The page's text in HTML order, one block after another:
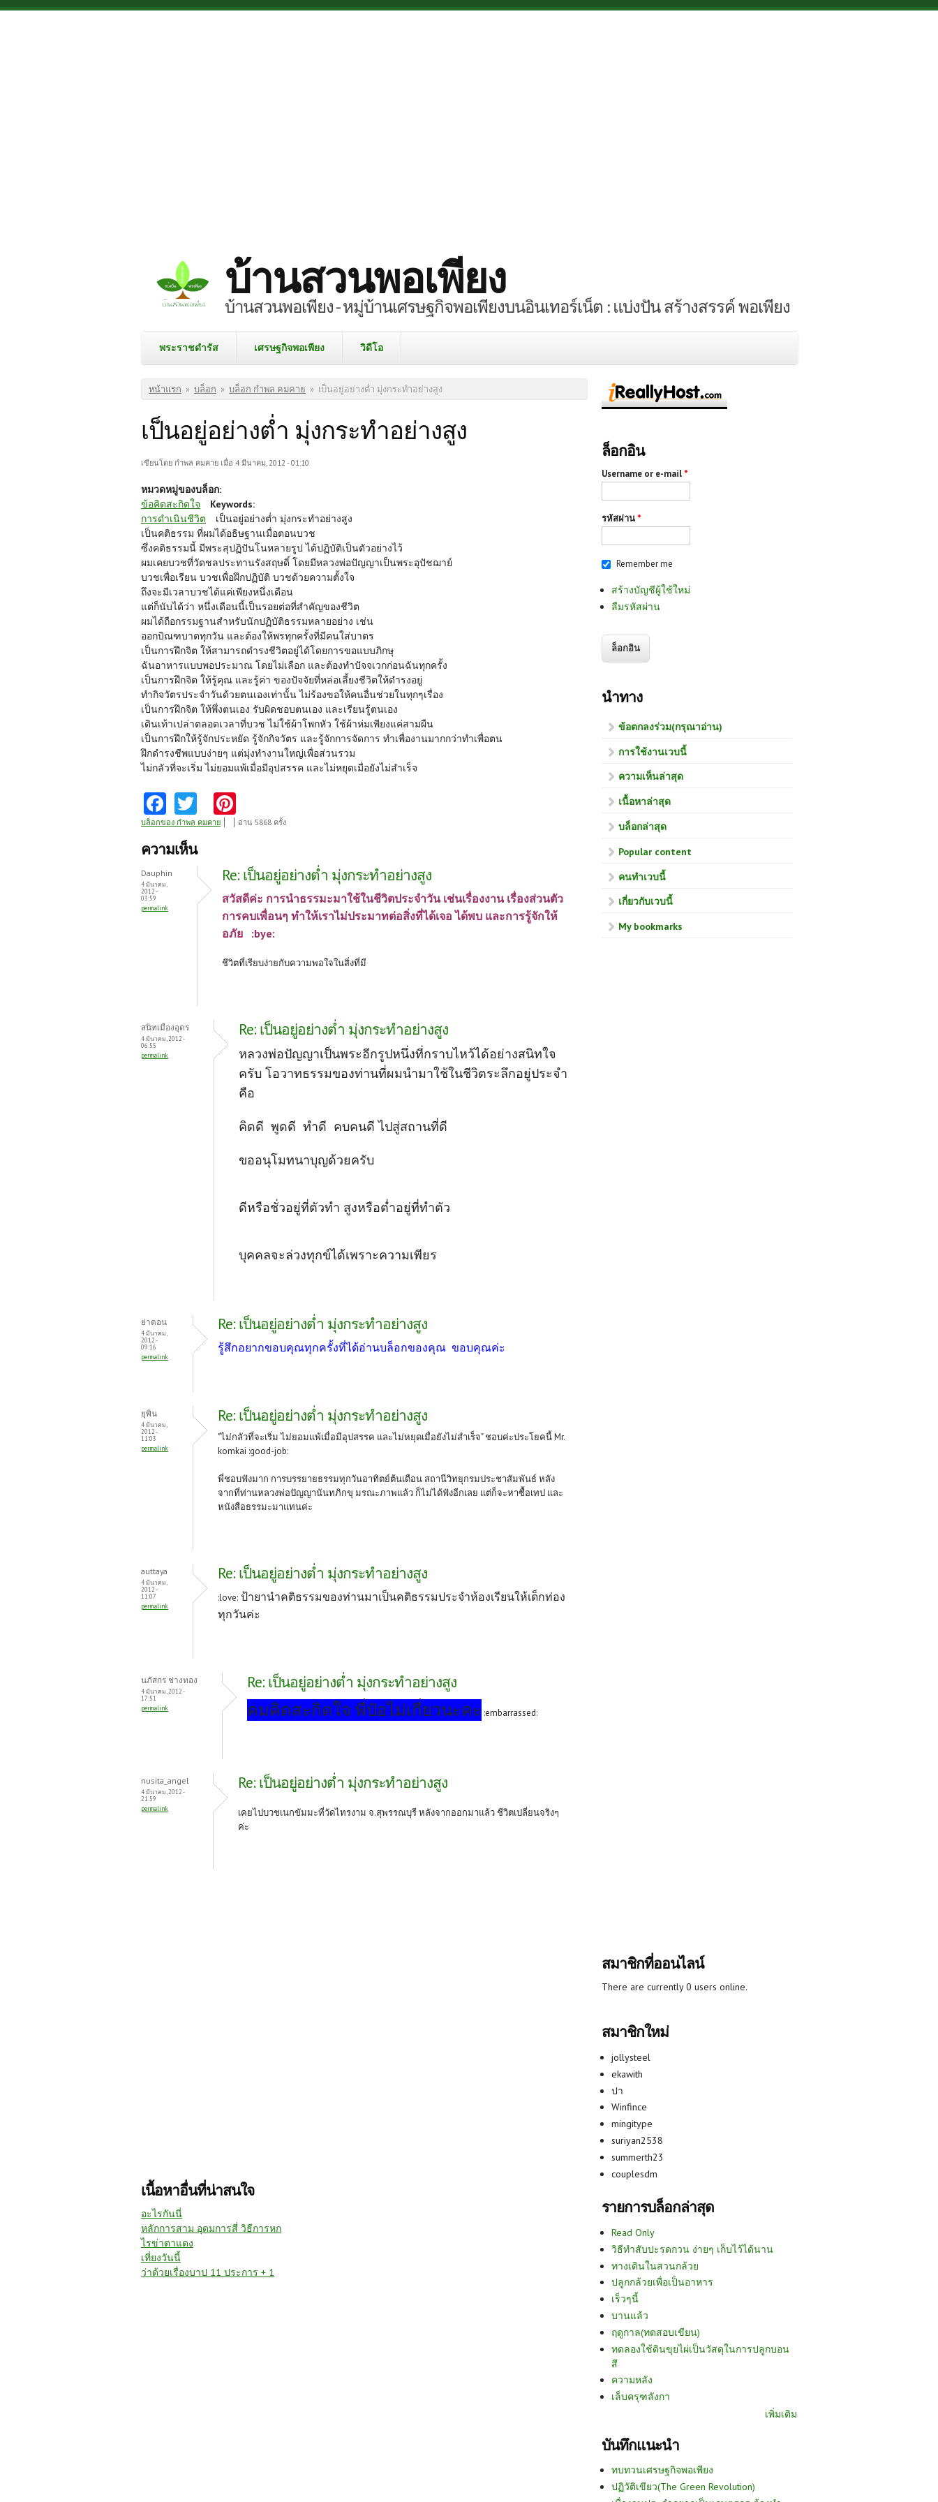
Skip to main content
บ้านสวนพอเพียง
บ้านสวนพอเพียง - หมู่บ้านเศรษฐกิจพอเพียงบนอินเทอร์เน็ต : แบ่งปัน สร้างสรรค์ พอเพียง
พระราชดำรัส เศรษฐกิจพอเพียง วิดีโอ
คุณอยู่ที่นี่
หน้าแรก » บล็อก » บล็อก กำพล คมคาย » เป็นอยู่อย่างต่ำ มุ่งกระทำอย่างสูง
เป็นอยู่อย่างต่ำ มุ่งกระทำอย่างสูง
เขียนโดย กำพล คมคาย เมื่อ 4 มีนาคม, 2012 - 01:10
หมวดหมู่ของบล็อก:
ข้อคิดสะกิดใจ
Keywords:
การดำเนินชีวิต
เป็นอยู่อย่างต่ำ มุ่งกระทำอย่างสูง
เป็นคติธรรม ที่ผมได้อธิษฐานเมื่อตอนบวช
ซึ่งคติธรรมนี้ มีพระสุปฏิปันโนหลายรูป ได้ปฏิบัติเป็นตัวอย่างไว้
ผมเคยบวชที่วัดชลประทานรังสฤษดิ์ โดยมีหลวงพ่อปัญญาเป็นพระอุปัชฌาย์
บวชเพื่อเรียน บวชเพื่อฝึกปฏิบัติ บวชด้วยความตั้งใจ
ถึงจะมีเวลาบวชได้แค่เพียงหนึ่งเดือน
แต่ก็นับได้ว่า หนึ่งเดือนนี้เป็นรอยต่อที่สำคัญของชีวิต
ผมได้ถือกรรมฐานสำหรับนักปฏิบัติธรรมหลายอย่าง เช่น
ออกบิณฑบาตทุกวัน และต้องให้พรทุกครั้งที่มีคนใส่บาตร
เป็นการฝึกจิต ให้สามารถดำรงชีวิตอยู่ได้โดยการขอแบบภิกษุ
ฉันอาหารแบบพอประมาณ โดยไม่เลือก และต้องทำปัจจเวกก่อนฉันทุกครั้ง
เป็นการฝึกจิต ให้รู้คุณ และรู้ค่า ของปัจจัยที่หล่อเลี้ยงชีวิตให้ดำรงอยู่
ทำกิจวัตรประจำวันด้วยตนเองเท่านั้น ไม่ร้องขอให้คนอื่นช่วยในทุกๆเรื่อง
เป็นการฝึกจิต ให้พึ่งตนเอง รับผิดชอบตนเอง และเรียนรู้ตนเอง
เดินเท้าเปล่าตลอดเวลาที่บวช ไม่ใช้ผ้าโพกหัว ใช้ผ้าห่มเพียงแค่สามผืน
เป็นการฝึกให้รู้จักประหยัด รู้จักกิจวัตร และรู้จักการจัดการ ทำเพื่องานมากกว่าทำเพื่อตน
ฝึกดำรงชีพแบบง่ายๆ แต่มุ่งทำงานใหญ่เพื่อส่วนรวม
ไม่กลัวที่จะเริ่ม ไม่ยอมแพ้เมื่อมีอุปสรรค และไม่หยุดเมื่อยังไม่สำเร็จ
Fa
ce
b
o
o
k
w
itt
er
nt
es
t
บล็อกของ กำพล คมคาย อ่าน 5868 ครั้ง
ความเห็น
Dauphin
4 มีนาคม,
2012 -
03:59
permalink
Re: เป็นอยู่อย่างต่ำ มุ่งกระทำอย่างสูง
สวัสดีค่ะ การนำธรรมะมาใช้ในชีวิตประจำวัน เช่นเรื่องงาน เรื่องส่วนตัว
การคบเพื่อนๆ ทำให้เราไม่ประมาทต่อสิ่งที่ได้เจอ ได้พบ และการรู้จักให้
อภัย :bye:
ชีวิตที่เรียบง่ายกับความพอใจในสิ่งที่มี
สนิทเมืองอุดร
4 มีนาคม, 2012 -
06:55
permalink
Re: เป็นอยู่อย่างต่ำ มุ่งกระทำอย่างสูง
หลวงพ่อปัญญาเป็นพระอีกรูปหนึ่งที่กราบไหว้ได้อย่างสนิทใจ
ครับ โอวาทธรรมของท่านที่ผมนำมาใช้ในชีวิตระลึกอยู่ประจำ
คือ
คิดดี พูดดี ทำดี คบคนดี ไปสู่สถานที่ดี
ขออนุโมทนาบุญด้วยครับ
ดีหรือชั่วอยู่ที่ตัวทำ สูงหรือต่ำอยู่ที่ทำตัว
บุคคลจะล่วงทุกข์ได้เพราะความเพียร
ย่าตอน
4 มีนาคม,
2012 -
09:16
permalink
Re: เป็นอยู่อย่างต่ำ มุ่งกระทำอย่างสูง
รู้สึกอยากขอบคุณทุกครั้งที่ได้อ่านบล็อกของคุณ ขอบคุณค่ะ
ยุพิน
4 มีนาคม,
2012 -
11:03
permalink
Re: เป็นอยู่อย่างต่ำ มุ่งกระทำอย่างสูง
"ไม่กลัวที่จะเริ่ม ไม่ยอมแพ้เมื่อมีอุปสรรค และไม่หยุดเมื่อยังไม่สำเร็จ" ชอบค่ะประโยคนี้ Mr.
komkai :good-job:
พี่ชอบฟังมาก การบรรยายธรรมทุกวันอาทิตย์ต้นเดือน สถานีวิทยุกรมประชาสัมพันธ์ หลัง
จากที่ท่านหลวงพ่อปัญญานันทภิกขุ มรณะภาพแล้ว ก็ไม่ได้ฟังอีกเลย แต่ก็จะหาซื้อเทป และ
หนังสือธรรมะมาแทนค่ะ
auttaya
4 มีนาคม,
2012 -
11:07
permalink
Re: เป็นอยู่อย่างต่ำ มุ่งกระทำอย่างสูง
:love: ป้ายานำคติธรรมของท่านมาเป็นคติธรรมประจำห้องเรียนให้เด็กท่อง
ทุกวันค่ะ
นภัสกร ช่างทอง
4 มีนาคม, 2012 -
17:51
permalink
Re: เป็นอยู่อย่างต่ำ มุ่งกระทำอย่างสูง
คมคิดสะกิดใจ พี่ป๋อไม่เกี่ยวนะคะ :embarrassed:
nusita_angel
4 มีนาคม, 2012 -
21:59
permalink
Re: เป็นอยู่อย่างต่ำ มุ่งกระทำอย่างสูง
เคยไปบวชเนกขัมมะที่วัดไทรงาม จ.สุพรรณบุรี หลังจากออกมาแล้ว ชีวิตเปลี่ยนจริงๆ
ค่ะ
เนื้อหาอื่นที่น่าสนใจ
อะไรกันนี่
หลักการสาม อุดมการสี่ วิธีการหก
ไรข่าตาแดง
เที่ยงวันนี้
ว่าด้วยเรื่องบาป 11 ประการ + 1
ล็อกอิน
Username or e-mail *
รหัสผ่าน *
Remember me
สร้างบัญชีผู้ใช้ใหม่
ลืมรหัสผ่าน
นำทาง
ข้อตกลงร่วม(กรุณาอ่าน)
การใช้งานเวบนี้
ความเห็นล่าสุด
เนื้อหาล่าสุด
บล็อกล่าสุด
Popular content
คนทำเวบนี้
เกี่ยวกับเวบนี้
My bookmarks
สมาชิกที่ออนไลน์
There are currently 0 users online.
สมาชิกใหม่
jollysteel
ekawith
ปา
Winfince
mingitype
suriyan2538
summerth23
couplesdm
รายการบล็อกล่าสุด
Read Only
วิธีทำสับปะรดกวน ง่ายๆ เก็บไว้ได้นาน
ทางเดินในสวนกล้วย
ปลูกกล้วยเพื่อเป็นอาหาร
เร็วๆนี้
บานแล้ว
ฤดูกาล(ทดสอบเขียน)
ทดลองใช้ดินขุยไผ่เป็นวัสดุในการปลูกบอน
สี
ความหลัง
เล็บครุฑลังกา
เพิ่มเติม
บันทึกแนะนำ
ทบทวนเศรษฐกิจพอเพียง
ปฏิวัติเขียว(The Green Revolution)